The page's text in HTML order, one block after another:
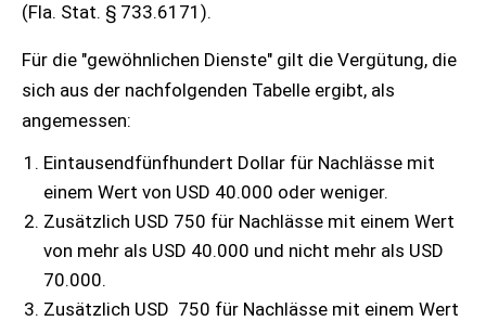
(Fla. Stat. § 733.6171).
Für die "gewöhnlichen Dienste" gilt die Vergütung, die
sich aus der nachfolgenden Tabelle ergibt, als
angemessen:
Eintausendfünfhundert Dollar für Nachlässe mit
einem Wert von USD 40.000 oder weniger.
Zusätzlich USD 750 für Nachlässe mit einem Wert
von mehr als USD 40.000 und nicht mehr als USD
70.000.
Zusätzlich USD 750 für Nachlässe mit einem Wert